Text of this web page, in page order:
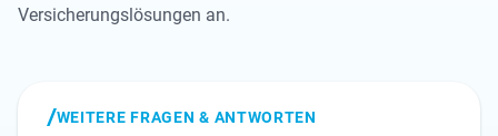
Versicherungslösungen an.
WEITERE FRAGEN & ANTWORTEN